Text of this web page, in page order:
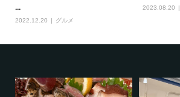
...
2022.12.20 グルメ
2023.08.20